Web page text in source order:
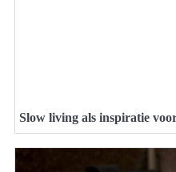
Slow living als inspiratie